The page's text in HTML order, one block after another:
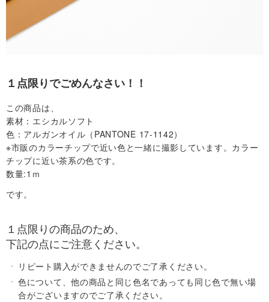
サ
ト
マ
ッ
プ
扱
舗
１点限りでごめんなさい！！
この商品は、
素材：エシカルソフト
色：アルガンオイル（PANTONE 17-1142）
※市販のカラーチップで近い色と一緒に撮影しています。カラー
チップに近い茶系の色です。
数量:1ｍ
です。
１点限りの商品のため、
下記の点にご注意ください。
リピート購入ができませんのでご了承ください。
色について、他の商品と同じ色名であっても同じ色で無い場
合がございますのでご了承ください。